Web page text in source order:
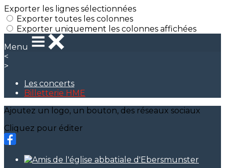
Exporter les lignes sélectionnées
Exporter toutes les colonnes
Exporter uniquement les colonnes affichées
Menu
<
>
Les concerts
Billetterie HME
Ajoutez un logo, un bouton, des réseaux sociaux
Cliquez pour éditer